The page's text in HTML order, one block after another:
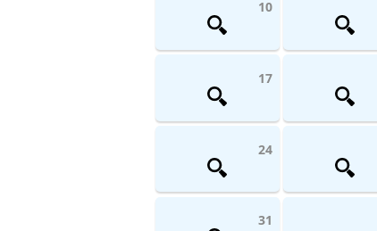
10
17
24
31